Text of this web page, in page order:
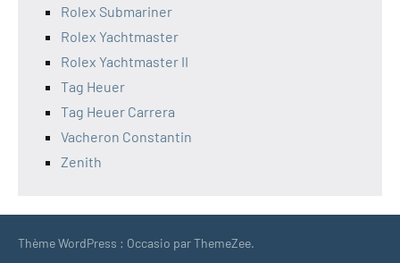
Rolex Submariner
Rolex Yachtmaster
Rolex Yachtmaster II
Tag Heuer
Tag Heuer Carrera
Vacheron Constantin
Zenith
Thème WordPress : Occasio par ThemeZee.